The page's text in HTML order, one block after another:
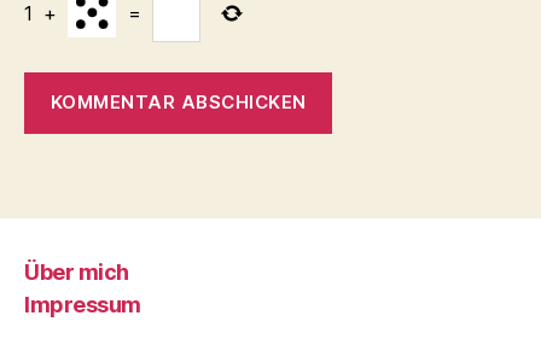
1 + =
Über mich
Impressum